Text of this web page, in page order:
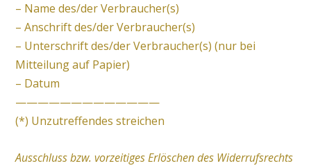
– Name des/der Verbraucher(s)
– Anschrift des/der Verbraucher(s)
– Unterschrift des/der Verbraucher(s) (nur bei
Mitteilung auf Papier)
– Datum
—————————————
(*) Unzutreffendes streichen
Ausschluss bzw. vorzeitiges Erlöschen des Widerrufsrechts